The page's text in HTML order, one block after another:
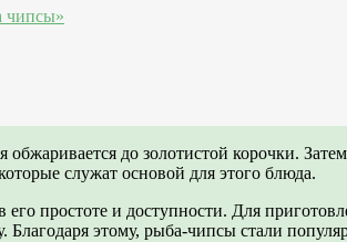
чипсы»
до золотистой корочки.
служат основой для этого блюда.
простоте и доступности. Для
этому, рыба-чипсы стали